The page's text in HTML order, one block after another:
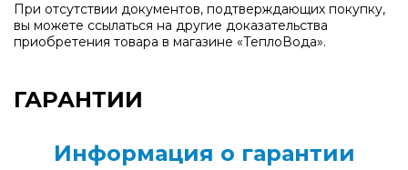
При отсутствии документов, подтверждающих покупку,
вы можете ссылаться на другие доказательства
приобретения товара в магазине «ТеплоВода».
ГАРАНТИИ
Информация о гарантии